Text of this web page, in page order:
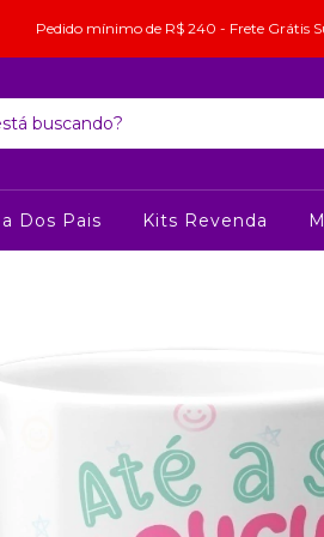
Pedido mínimo de R$ 240 - Frete Grátis
Dos Pais Kits Revenda